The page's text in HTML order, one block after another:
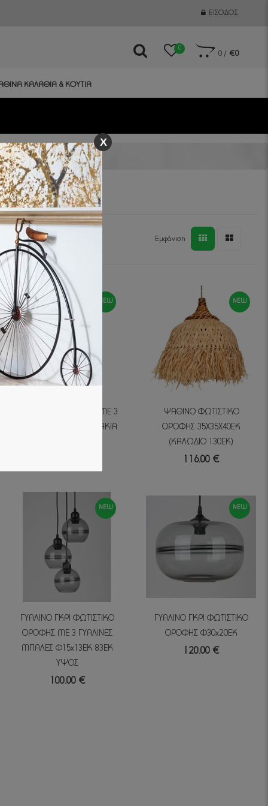
ΕΊΣΟΔΟΣ
0
0/ €0
ΚΑΛΑΘΙΑ & ΚΟΥΤΙΑ
Εμφάνιση
NEW
VINTAGE ΠΟΛΥΕΛΑΙΟΣ ΜΕ 3
ΛΑΜΠΕΣ ΚΑΙ ΚΡΥΣΤΑΛΑΚΙΑ
NEW
ΨΑΘΙΝΟ ΦΩΤΙΣΤΙΚΟ
ΟΡΟΦΗΣ 35Χ35Χ40ΕΚ
(ΚΑΛΩΔΙΟ 130ΕΚ)
116.00 €
NEW
ΓΥΑΛΙΝΟ ΓΚΡΙ ΦΩΤΙΣΤΙΚΟ
ΟΡΟΦΗΣ ME 3 ΓΥΑΛΙΝΕΣ
ΜΠΑΛΕΣ Φ15x13EK 83ΕΚ
ΥΨΟΣ
100.00 €
NEW
ΓΥΑΛΙΝΟ ΓΚΡΙ ΦΩΤΙΣΤΙΚΟ
ΟΡΟΦΗΣ Φ30x20EK
120.00 €
X